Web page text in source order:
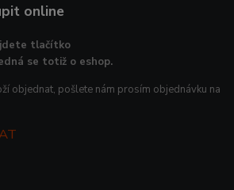
online
tlačítko
se totiž o eshop.
objednat, pošlete nám prosím objednávku na